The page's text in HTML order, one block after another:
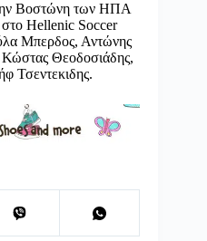
Βοστώνη των ΗΠΑ
Hellenic Soccer
Μπερδος, Αντώνης
Κώστας Θεοδοσιάδης,
Τσεντεκιδης.